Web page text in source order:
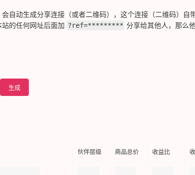
自动生成分享连接（或者二维码），这个连接（二维码）自
的任何网址后面加 ?ref=********* 分享给其他人，那么
生成
伙伴层级 商品总价 收益比